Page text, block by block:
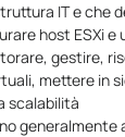
IT e che
host ESXi e
gestire,
mettere in
scalabilità